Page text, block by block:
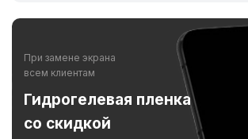
При замене экрана
всем клиентам
Гидрогелевая пленка
со скидкой